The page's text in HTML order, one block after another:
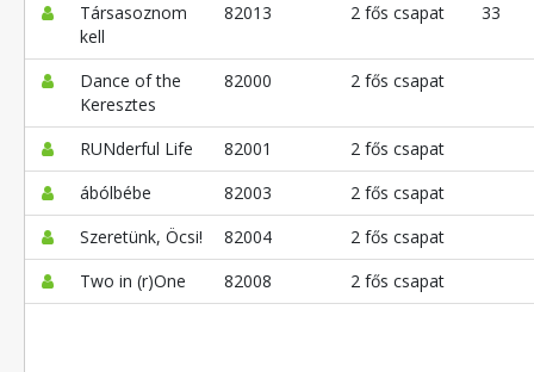
Társasoznom
kell
82013 2 fős csapat 33
Dance of the
Keresztes
82000 2 fős csapat
RUNderful Life 82001
2 fős csapat
ábólbébe
82003
2 fős csapat
Szeretünk, Öcsi!
82004
2 fős csapat
Two in (r)One
82008 2 fős csapat